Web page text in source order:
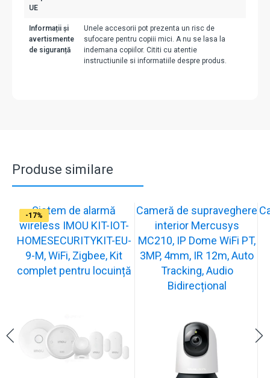
UE
Informații și
avertismente
de siguranță
Unele accesorii pot prezenta un risc de
sufocare pentru copiii mici. A nu se lasa la
indemana copiilor. Cititi cu atentie
instructiunile si informatiile despre produs.
Produse similare
-31%
Sistem de alarmă
wireless IMOU KIT-IOT-
HOMESECURITYKIT-EU-
9-M, WiFi, Zigbee, Kit
complet pentru locuință
-19%
Cameră de supraveghere
interior Mercusys
MC210, IP Dome WiFi PT,
3MP, 4mm, IR 12m, Auto
Tracking, Audio
Bidirecțional
-21%
-15%
-15%
-20%
-12%
-13%
-16%
-17%